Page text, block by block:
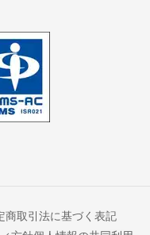
商取引法に基づく表記